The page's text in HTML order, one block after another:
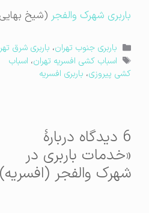
باربری شهرک والفجر(شیخ بهایی)
دسته‌ها
باربری جنوب تهران ،باربری شرق تهران
برچسب‌ها
اسباب کشی افسریه تهران ،اسباب
کشی پیروزی،باربری افسریه
6 دیدگاه دربارهٔ
«خدمات باربری در
شهرک والفجر (افسریه);